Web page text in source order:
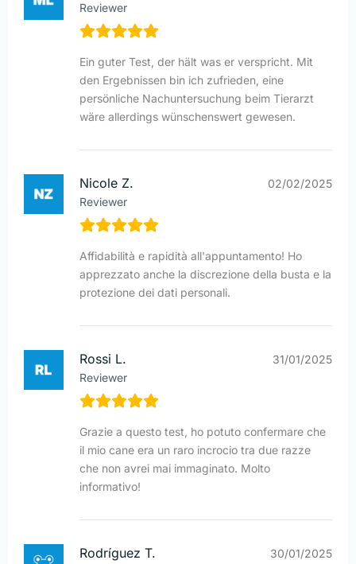
Reviewer
Ein guter Test, der hält was er verspricht. Mit
den Ergebnissen bin ich zufrieden, eine
persönliche Nachuntersuchung beim Tierarzt
wäre allerdings wünschenswert gewesen.
Nicole Z.
Reviewer
02/02/2025
Affidabilità e rapidità all'appuntamento! Ho
apprezzato anche la discrezione della busta e la
protezione dei dati personali.
Rossi L.
Reviewer
31/01/2025
Grazie a questo test, ho potuto confermare che
il mio cane era un raro incrocio tra due razze
che non avrei mai immaginato. Molto
informativo!
Rodríguez T. 30/01/2025